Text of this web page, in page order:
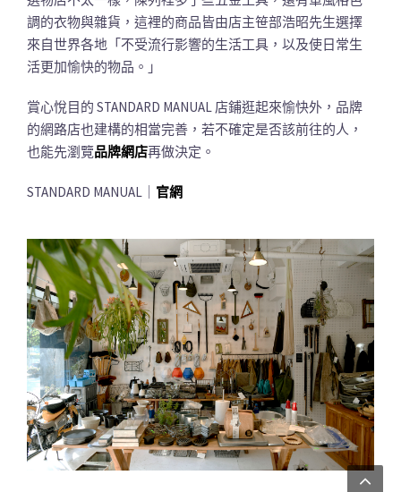
調的衣物與雜貨，這裡的商品皆由店主笹部浩昭先生選擇
來自世界各地「不受流行影響的生活工具，以及使日常生
活更加愉快的物品。」
賞心悅目的 STANDARD MANUAL 店鋪逛起來愉快外，品牌
的網路店也建構的相當完善，若不確定是否該前往的人，
也能先瀏覽品牌網店再做決定。
STANDARD MANUAL｜ 官網